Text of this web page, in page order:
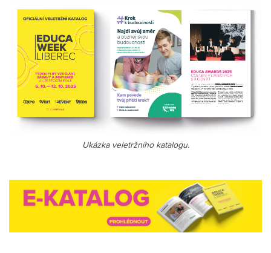
Ukázka veletržního katalogu.